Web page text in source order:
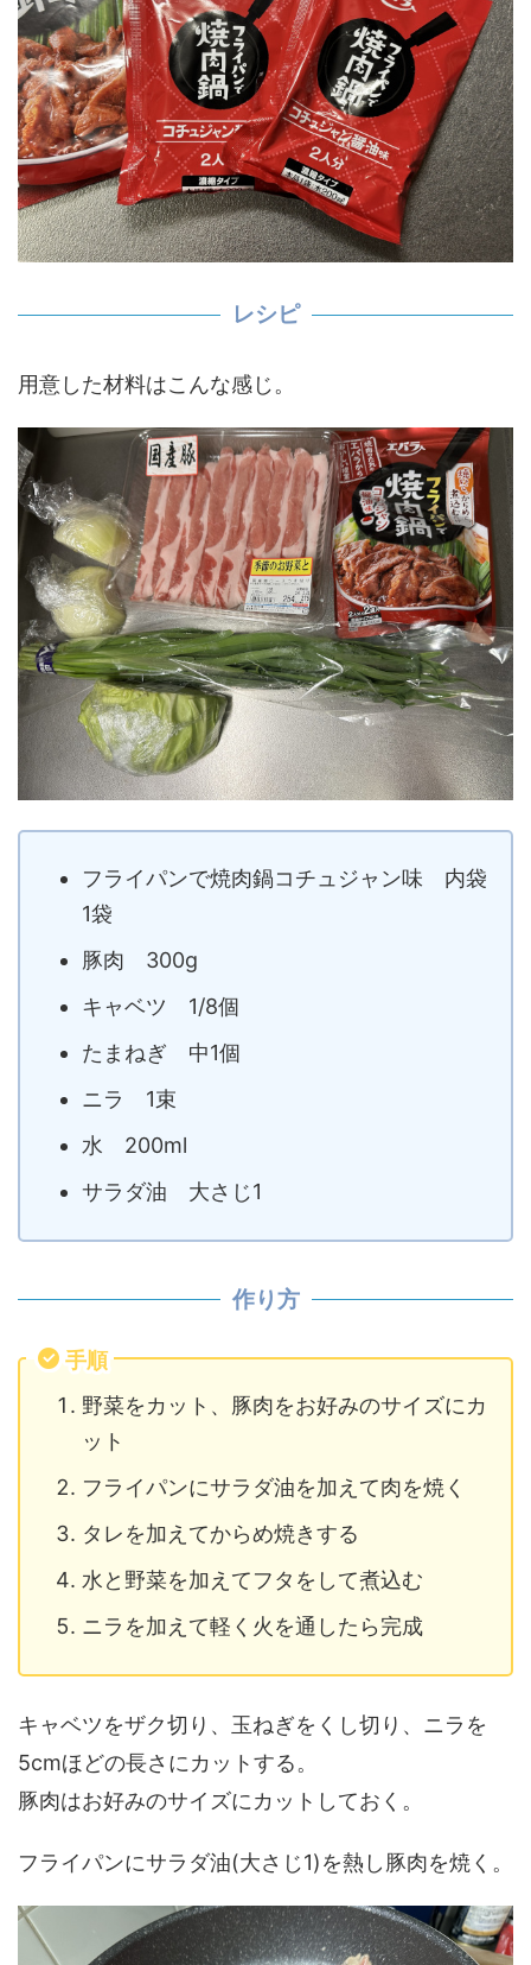
レシピ
用意した材料はこんな感じ。
フライパンで焼肉鍋コチュジャン味 内袋
1袋
豚肉 300g
キャベツ 1/8個
たまねぎ 中1個
ニラ 1束
水 200ml
サラダ油 大さじ1
作り方
手順
野菜をカット、豚肉をお好みのサイズにカ
ット
フライパンにサラダ油を加えて肉を焼く
タレを加えてからめ焼きする
水と野菜を加えてフタをして煮込む
ニラを加えて軽く火を通したら完成
キャベツをザク切り、玉ねぎをくし切り、ニラを
5cmほどの長さにカットする。
豚肉はお好みのサイズにカットしておく。
フライパンにサラダ油(大さじ1)を熱し豚肉を焼く。